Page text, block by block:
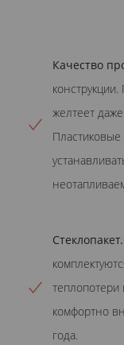
Качество
желтеет
Стеклопакет.
теплопотери
комфортно
года.